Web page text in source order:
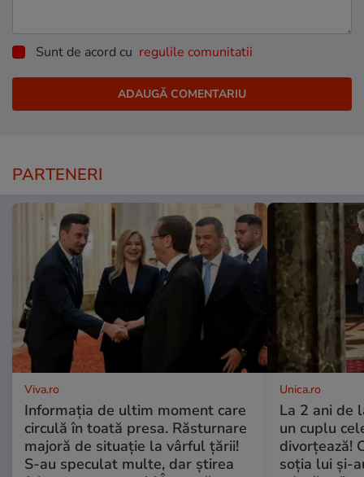
Sunt de acord cu regulile comunitatii
PARTENERI
Viva.ro
Informația de ultim moment care
circulă în toată presa. Răsturnare
majoră de situație la vârful țării!
S-au speculat multe, dar știrea
Unica.ro
La 2 ani de
un cuplu
divorțează!
soția lui și-